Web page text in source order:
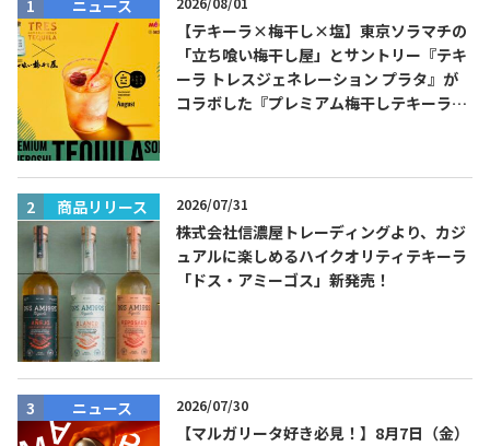
ニュース
【テキーラ×梅干し×塩】東京ソラマチの
「立ち喰い梅干し屋」とサントリー『テキ
ーラ トレスジェネレーション プラタ』が
コラボした『プレミアム梅干しテキーラソ
商品リリース 2026/07/31
株式会社信濃屋トレーディングより、カジ
ュアルに楽しめるハイクオリティテキーラ
「ドス・アミーゴス」新発売！
ニュース 2026/07/30
【マルガリータ好き必見！】8月7日（金）